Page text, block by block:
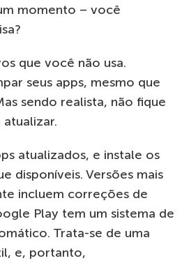
momento – você
que você não usa.
seus apps, mesmo que
sendo realista, não fique
atualizar.
atualizados, e instale os
disponíveis. Versões mais
incluem correções de
Play tem um sistema de
Trata-se de uma
e, portanto,